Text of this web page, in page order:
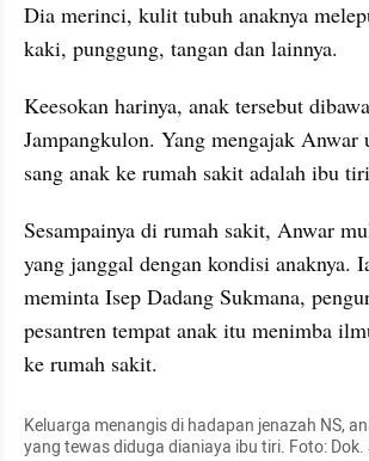
Dia merinci, kulit tubuh anaknya
kaki, punggung, tangan dan lainnya.
Keesokan harinya, anak tersebut
Jampangkulon. Yang mengajak Anwar
sang anak ke rumah sakit adalah ibu
Sesampainya di rumah sakit, Anwar
yang janggal dengan kondisi anaknya.
meminta Isep Dadang Sukmana,
pesantren tempat anak itu menimba
ke rumah sakit.
Keluarga menangis di hadapan jenazah NS,
yang tewas diduga dianiaya ibu tiri. Foto: